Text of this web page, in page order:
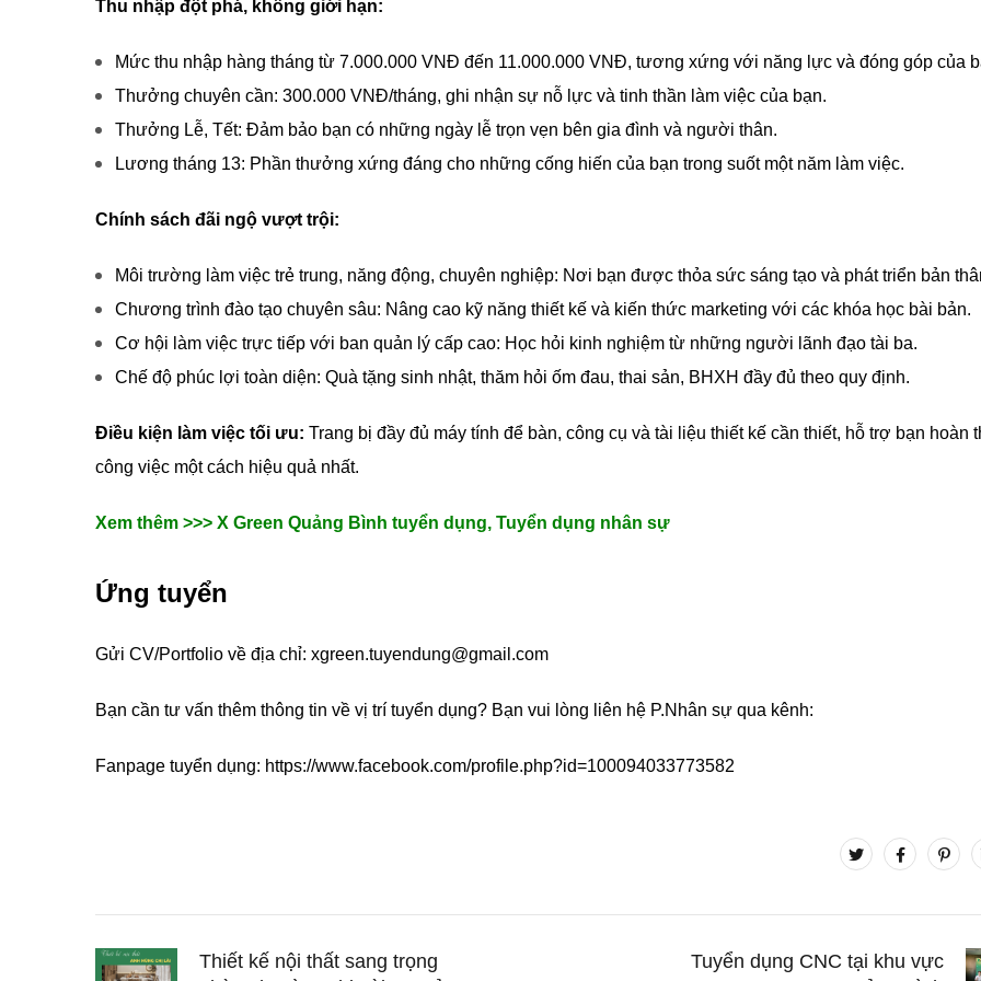
Thu nhập đột phá, không giới hạn:
Mức thu nhập hàng tháng từ 7.000.000 VNĐ đến 11.000.000 VNĐ, tương xứng với năng lực và đóng góp của
Thưởng chuyên cần: 300.000 VNĐ/tháng, ghi nhận sự nỗ lực và tinh thần làm việc của bạn.
Thưởng Lễ, Tết: Đảm bảo bạn có những ngày lễ trọn vẹn bên gia đình và người thân.
Lương tháng 13: Phần thưởng xứng đáng cho những cống hiến của bạn trong suốt một năm làm việc.
Chính sách đãi ngộ vượt trội:
Môi trường làm việc trẻ trung, năng động, chuyên nghiệp: Nơi bạn được thỏa sức sáng tạo và phát triển bản
Chương trình đào tạo chuyên sâu: Nâng cao kỹ năng thiết kế và kiến thức marketing với các khóa học bài bản.
Cơ hội làm việc trực tiếp với ban quản lý cấp cao: Học hỏi kinh nghiệm từ những người lãnh đạo tài ba.
Chế độ phúc lợi toàn diện: Quà tặng sinh nhật, thăm hỏi ốm đau, thai sản, BHXH đầy đủ theo quy định.
Điều kiện làm việc tối ưu: Trang bị đầy đủ máy tính để bàn, công cụ và tài liệu thiết kế cần thiết, hỗ trợ bạn hoàn
công việc một cách hiệu quả nhất.
Xem thêm >>> X Green Quảng Bình tuyển dụng, Tuyển dụng nhân sự
Ứng tuyển
Gửi CV/Portfolio về địa chỉ: xgreen.tuyendung@gmail.com
Bạn cần tư vấn thêm thông tin về vị trí tuyển dụng? Bạn vui lòng liên hệ P.Nhân sự qua kênh:
Fanpage tuyển dụng: https://www.facebook.com/profile.php?id=100094033773582
Thiết kế nội thất sang trọng
Tuyển dụng CNC tại khu vực